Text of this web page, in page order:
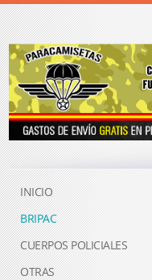
INICIO
BRIPAC
CUERPOS POLICIALES
OTRAS